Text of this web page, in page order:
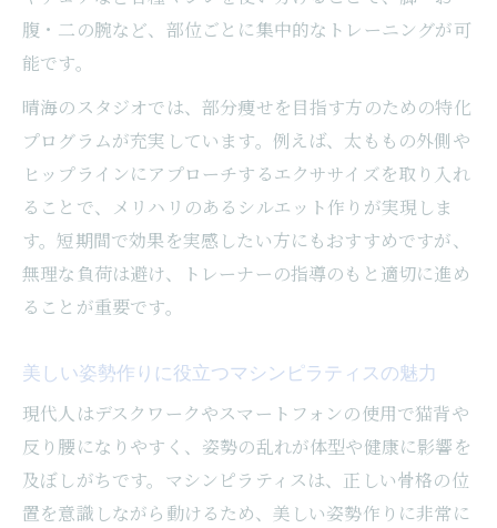
腹・二の腕など、部位ごとに集中的なトレーニングが可
能です。
晴海のスタジオでは、部分痩せを目指す方のための特化
プログラムが充実しています。例えば、太ももの外側や
ヒップラインにアプローチするエクササイズを取り入れ
ることで、メリハリのあるシルエット作りが実現しま
す。短期間で効果を実感したい方にもおすすめですが、
無理な負荷は避け、トレーナーの指導のもと適切に進め
ることが重要です。
美しい姿勢作りに役立つマシンピラティスの魅力
現代人はデスクワークやスマートフォンの使用で猫背や
反り腰になりやすく、姿勢の乱れが体型や健康に影響を
及ぼしがちです。マシンピラティスは、正しい骨格の位
置を意識しながら動けるため、美しい姿勢作りに非常に